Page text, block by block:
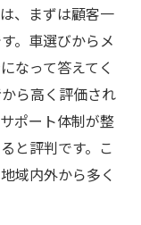
、まずは顧客一
。車選びからメ
なって答えてく
ら高く評価され
ポート体制が整
と評判です。こ
域内外から多く